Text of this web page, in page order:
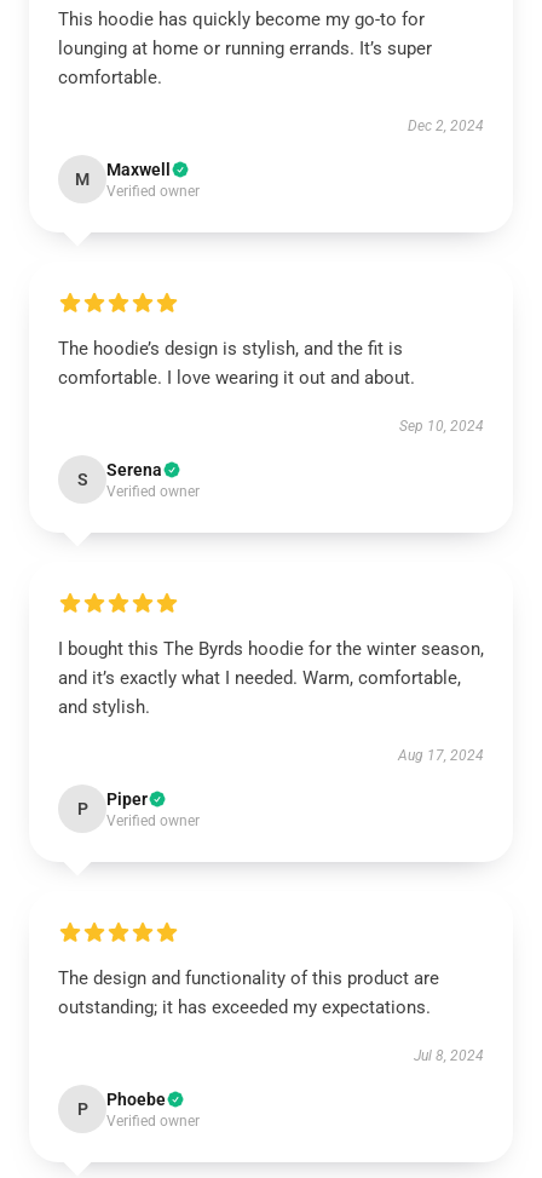
This hoodie has quickly become my go-to for
lounging at home or running errands. It’s super
comfortable.
Dec 2, 2024
M Maxwell
Verified owner
The hoodie’s design is stylish, and the fit is
comfortable. I love wearing it out and about.
Sep 10, 2024
S Serena
Verified owner
I bought this The Byrds hoodie for the winter season,
and it’s exactly what I needed. Warm, comfortable,
and stylish.
Aug 17, 2024
P Piper
Verified owner
The design and functionality of this product are
outstanding; it has exceeded my expectations.
Jul 8, 2024
P Phoebe
Verified owner